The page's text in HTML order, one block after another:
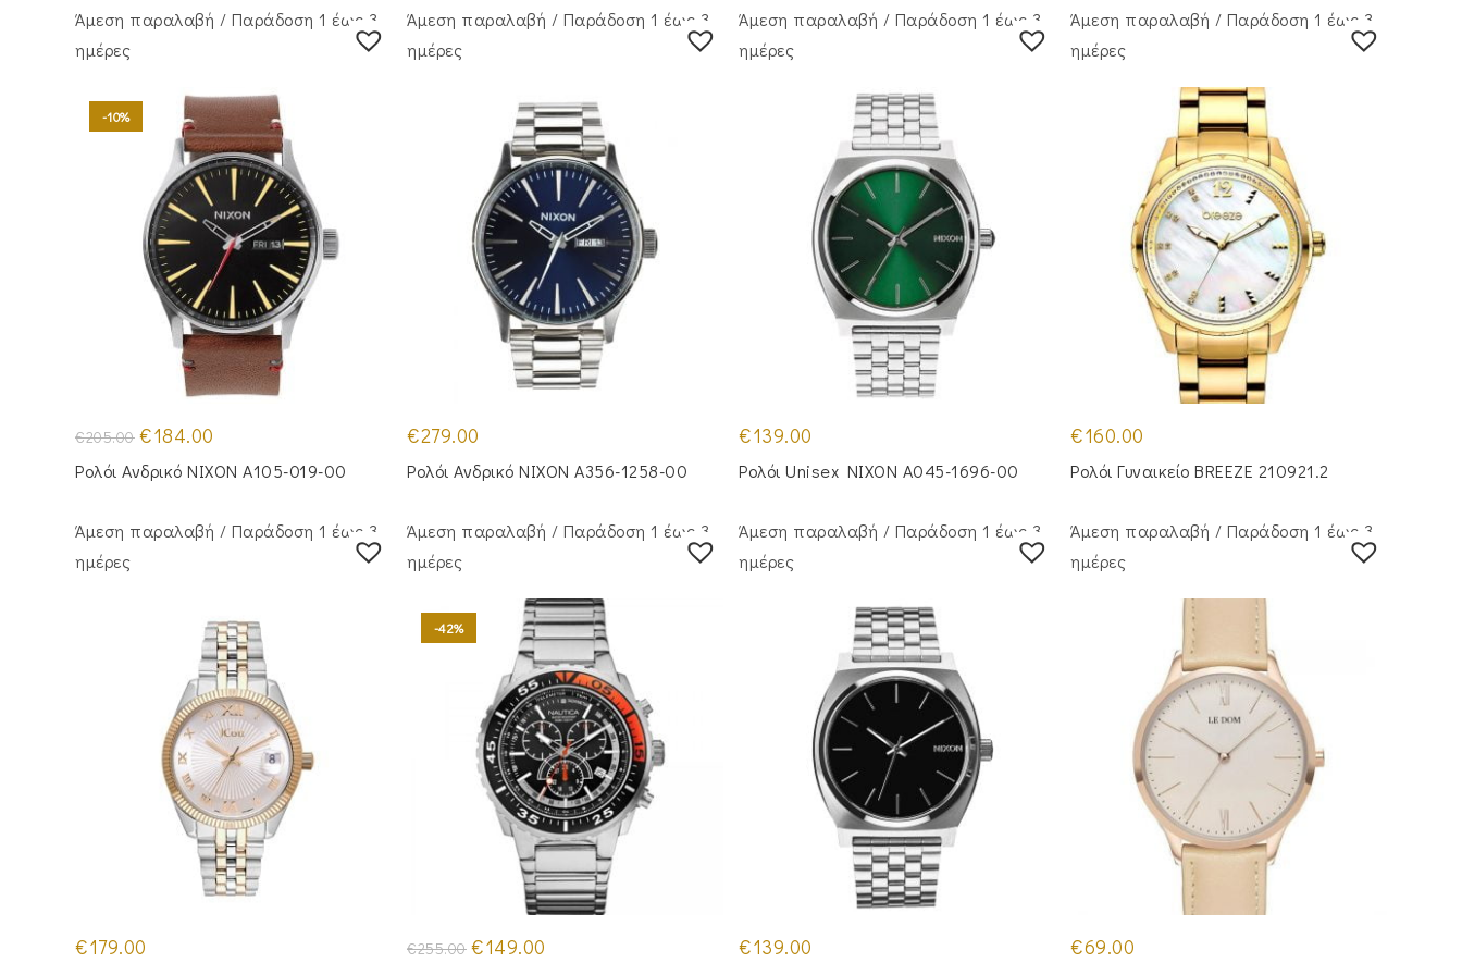
Άμεση παραλαβή / Παράδoση 1 έως 3
ημέρες
-10%
€205.00 Original
price
was:
€205.00.
€184.00
τιμή
είναι:
Ρολόι Ανδρικό NIXON A105-019-00
Άμεση παραλαβή / Παράδoση 1 έως 3
ημέρες
€279.00
Ρολόι Ανδρικό NIXON A356-1258-00
Άμεση παραλαβή / Παράδoση 1 έως 3
ημέρες
€139.00
Ρολόι Unisex NIXON A045-1696-00
Άμεση παραλαβή / Παράδoση 1 έως 3
ημέρες
€160.00
Ρολόι Γυναικείο BREEZE 210921.2
Άμεση παραλαβή / Παράδoση 1 έως 3
ημέρες
€179.00
Άμεση παραλαβή / Παράδoση 1 έως 3
ημέρες
-42%
€255.00 Original
price
€149.00
Άμεση παραλαβή / Παράδoση 1 έως 3
ημέρες
€139.00
Άμεση παραλαβή / Παράδoση 1 έως 3
ημέρες
€69.00